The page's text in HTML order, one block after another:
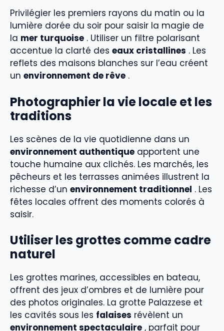
Privilégier les premiers rayons du matin ou la
lumière dorée du soir pour saisir la magie de
la mer turquoise . Utiliser un filtre polarisant
accentue la clarté des eaux cristallines . Les
reflets des maisons blanches sur l’eau créent
un environnement de rêve .
Photographier la vie locale et les
traditions
Les scènes de la vie quotidienne dans un
environnement authentique apportent une
touche humaine aux clichés. Les marchés, les
pêcheurs et les terrasses animées illustrent la
richesse d’un environnement traditionnel . Les
fêtes locales offrent des moments colorés à
saisir.
Utiliser les grottes comme cadre
naturel
Les grottes marines, accessibles en bateau,
offrent des jeux d’ombres et de lumière pour
des photos originales. La grotte Palazzese et
les cavités sous les falaises révèlent un
environnement spectaculaire , parfait pour